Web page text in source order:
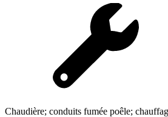
Chaudière; conduits fumée poêle;